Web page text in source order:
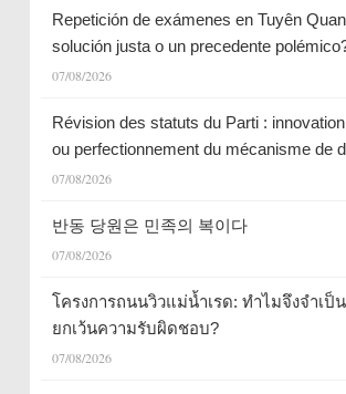
Repetición de exámenes en Tuyên
solución justa o un precedente
07/08/2026
Révision des statuts du Parti : innovation
ou perfectionnement du mécanisme de
07/08/2026
반동 당원은 민족의 복이다
07/08/2026
โครงการถนนวิวแม่น้ำเรด: ทำไมจึงจำเป็
ยกเว้นความรับผิดชอบ?
07/08/2026